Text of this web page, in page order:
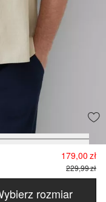
179,00 zł
229,99 zł
rozmiar